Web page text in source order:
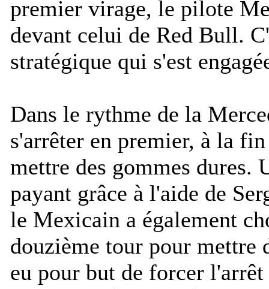
premier virage, le pilote
devant celui de Red Bull.
stratégique qui s'est
Dans le rythme de la
s'arrêter en premier, à la
mettre des gommes dures.
payant grâce à l'aide de
le Mexicain a également
douzième tour pour mettre
eu pour but de forcer